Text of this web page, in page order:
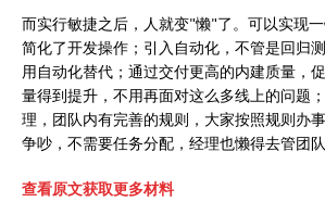
而实行敏捷之后，人就变"懒"了。可以实现
简化了开发操作；引入自动化，不管是回归
用自动化替代；通过交付更高的内建质量，
量得到提升，不用再面对这么多线上的问题
理，团队内有完善的规则，大家按照规则办
争吵，不需要任务分配，经理也懒得去管团队
查看原文获取更多材料